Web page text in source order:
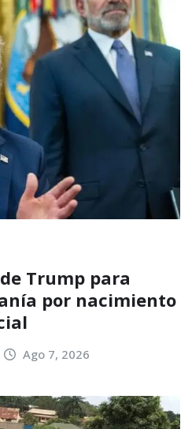
Trump para
por nacimiento
Ago 7, 2026